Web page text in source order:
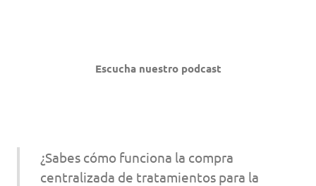
Escucha nuestro podcast
¿Sabes cómo funciona la compra
centralizada de tratamientos para la